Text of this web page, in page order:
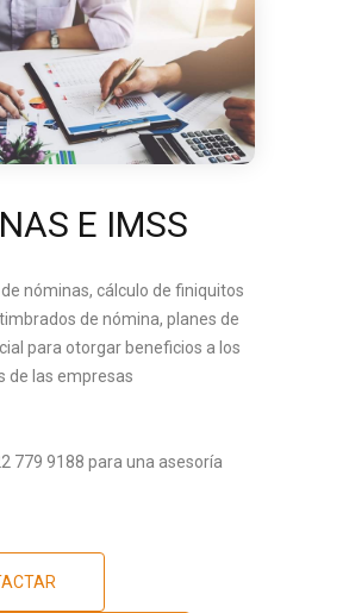
E IMSS
nóminas, cálculo de finiquitos
de nómina, planes de
para otorgar beneficios a los
de las empresas
779 9188 para una asesoría